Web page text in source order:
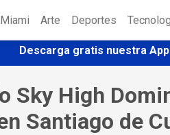
Miami Arte Deportes
Descarga gratis nuestra App
Sky High
Santiago de